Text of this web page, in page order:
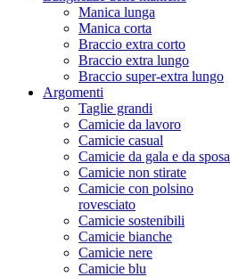
Manica lunga
Manica corta
Braccio extra corto
Braccio extra lungo
Braccio super-extra lungo
Argomenti
Taglie grandi
Camicie da lavoro
Camicie casual
Camicie da gala e da sposa
Camicie non stirate
Camicie con polsino
rovesciato
Camicie sostenibili
Camicie bianche
Camicie nere
Camicie blu